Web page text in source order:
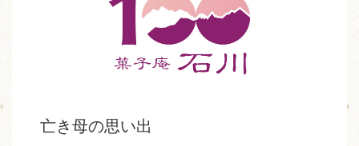
亡き母の思い出